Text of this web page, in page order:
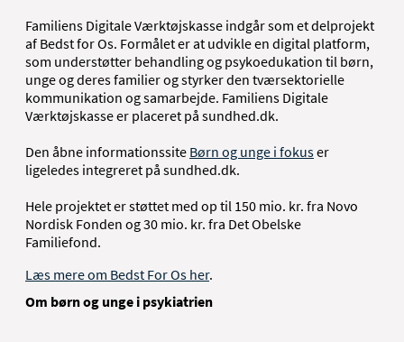
Familiens Digitale Værktøjskasse indgår som et delprojekt
af Bedst for Os. Formålet er at udvikle en digital platform,
som understøtter behandling og psykoedukation til børn,
unge og deres familier og styrker den tværsektorielle
kommunikation og samarbejde. Familiens Digitale
Værktøjskasse er placeret på sundhed.dk.
Den åbne informationssite Børn og unge i fokuser
ligeledes integreret på sundhed.dk.
Hele projektet er støttet med op til 150 mio. kr. fra Novo
Nordisk Fonden og 30 mio. kr. fra Det Obelske
Familiefond.
Læs mere om Bedst For Os her.
Om børn og unge i psykiatrien